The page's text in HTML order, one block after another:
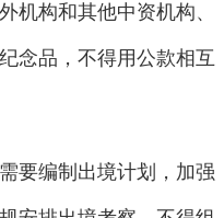
构和其他中资机构、
念品，不得用公款相互
编制出境计划，加强